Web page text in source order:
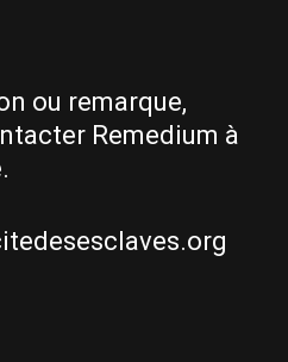
ou remarque,
Remedium à